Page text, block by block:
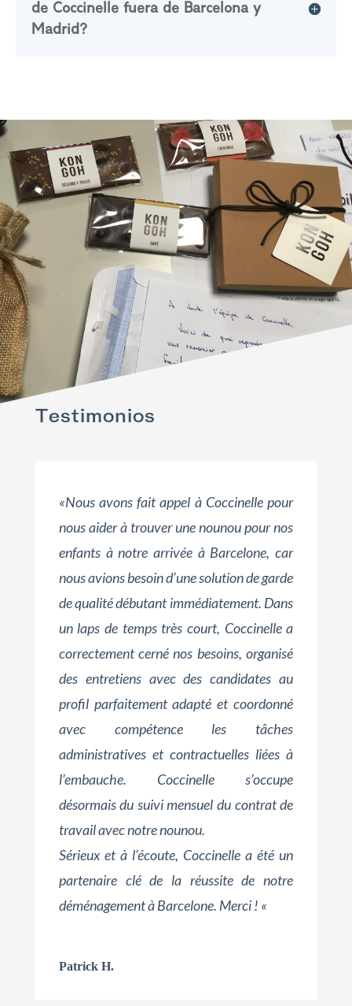
de Coccinelle fuera de Barcelona y
Madrid?
Testimonios
«Nous avons fait appel à Coccinelle pour
nous aider à trouver une nounou pour nos
enfants à notre arrivée à Barcelone, car
nous avions besoin d’une solution de garde
de qualité débutant immédiatement. Dans
un laps de temps très court, Coccinelle a
correctement cerné nos besoins, organisé
des entretiens avec des candidates au
profil parfaitement adapté et coordonné
avec compétence les tâches
administratives et contractuelles liées à
l’embauche. Coccinelle s’occupe
désormais du suivi mensuel du contrat de
travail avec notre nounou.
Sérieux et à l’écoute, Coccinelle a été un
partenaire clé de la réussite de notre
déménagement à Barcelone. Merci ! «
Patrick H.